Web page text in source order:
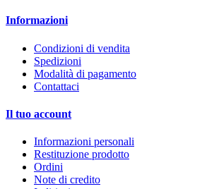
Informazioni
Condizioni di vendita
Spedizioni
Modalità di pagamento
Contattaci
Il tuo account
Informazioni personali
Restituzione prodotto
Ordini
Note di credito